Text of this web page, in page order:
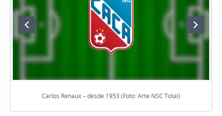
Carlos Renaux – desde 1953 (Foto: Arte NSC Total)